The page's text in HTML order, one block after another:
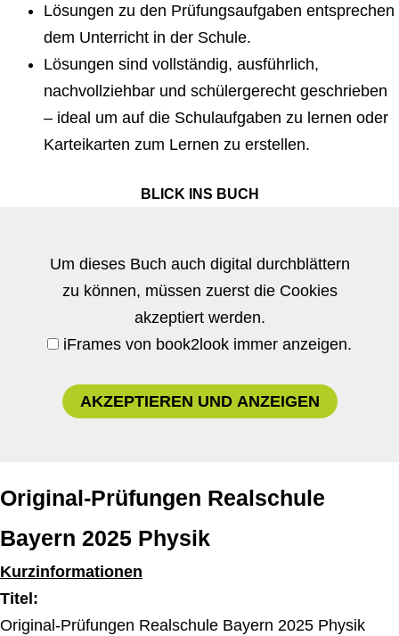
Lösungen zu den Prüfungsaufgaben entsprechen
dem Unterricht in der Schule.
Lösungen sind vollständig, ausführlich,
nachvollziehbar und schülergerecht geschrieben
– ideal um auf die Schulaufgaben zu lernen oder
Karteikarten zum Lernen zu erstellen.
BLICK INS BUCH
Um dieses Buch auch digital durchblättern
zu können, müssen zuerst die Cookies
akzeptiert werden.
iFrames von book2look immer anzeigen.
AKZEPTIEREN UND ANZEIGEN
Original-Prüfungen Realschule
Bayern 2025 Physik
Kurzinformationen
Titel:
Original-Prüfungen Realschule Bayern 2025 Physik